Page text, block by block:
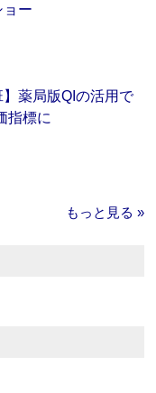
ョー
】薬局版QIの活用で
指標に
もっと見る »